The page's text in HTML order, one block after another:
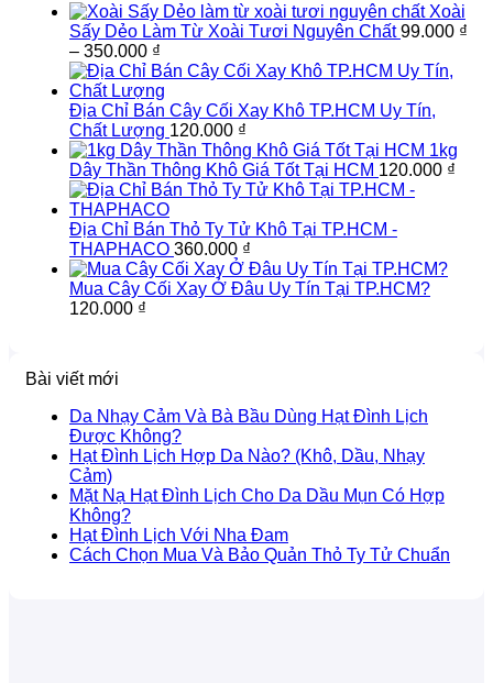
Xoài
Sấy Dẻo Làm Từ Xoài Tươi Nguyên Chất 99.000 ₫
– 350.000 ₫
giá:
từ
99.000 ₫
đến
350.000 ₫
Địa Chỉ Bán Cây Cối Xay Khô TP.HCM Uy Tín,
Chất Lượng 120.000 ₫
1kg
Dây Thần Thông Khô Giá Tốt Tại HCM 120.000 ₫
Địa Chỉ Bán Thỏ Ty Tử Khô Tại TP.HCM -
THAPHACO 360.000 ₫
Mua Cây Cối Xay Ở Đâu Uy Tín Tại TP.HCM?
120.000 ₫
Bài viết mới
Da Nhạy Cảm Và Bà Bầu Dùng Hạt Đình Lịch
Được Không?
Hạt Đình Lịch Hợp Da Nào? (Khô, Dầu, Nhạy
Cảm)
Mặt Nạ Hạt Đình Lịch Cho Da Dầu Mụn Có Hợp
Không?
Hạt Đình Lịch Với Nha Đam
Cách Chọn Mua Và Bảo Quản Thỏ Ty Tử Chuẩn